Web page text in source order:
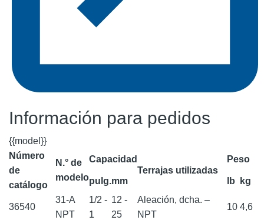
Información para pedidos
{{model}}
Número
de
catálogo
N.° de
modelo
Capacidad
Terrajas utilizadas
Peso
pulg.mm lb kg
36540
31-A
NPT
1/2 -
1
12 -
25
Aleación, dcha. –
NPT
10 4,6